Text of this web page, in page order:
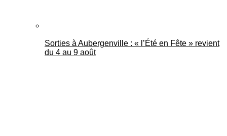
Sorties à Aubergenville : « l’Été en Fête » revient
du 4 au 9 août